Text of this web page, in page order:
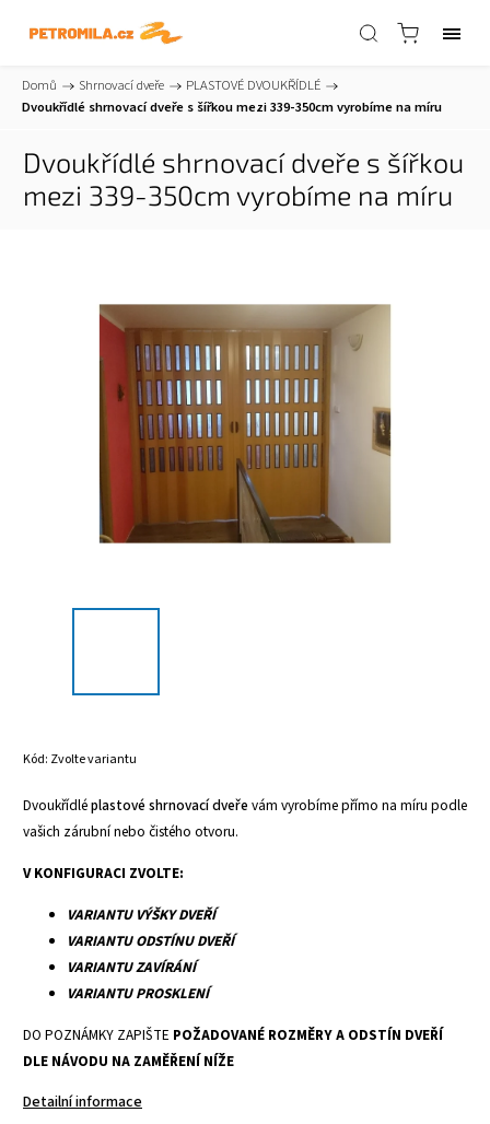
Domů / Shrnovací dveře / PLASTOVÉ DVOUKŘÍDLÉ /
Dvoukřídlé shrnovací dveře s šířkou mezi 339-350cm vyrobíme na míru
Dvoukřídlé shrnovací dveře s šířkou
mezi 339-350cm vyrobíme na míru
Kód: Zvolte variantu
Dvoukřídléplastové shrnovací dveře vám vyrobíme přímo na míru podle
vašich zárubní nebo čistého otvoru.
V KONFIGURACI ZVOLTE:
VARIANTU VÝŠKY DVEŘÍ
VARIANTU ODSTÍNU DVEŘÍ
VARIANTU ZAVÍRÁNÍ
VARIANTU PROSKLENÍ
DO POZNÁMKY ZAPIŠTE POŽADOVANÉ ROZMĚRY A ODSTÍN DVEŘÍ
DLE NÁVODU NA ZAMĚŘENÍ NÍŽE
Detailní informace